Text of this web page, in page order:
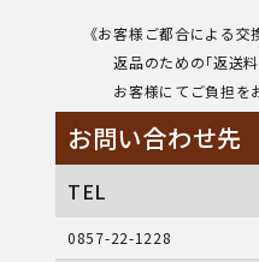
《お客様ご都合による交
返品のための｢返送料｣
お客様にてご負担をお
お問い合わせ先
TEL
0857-22-1228